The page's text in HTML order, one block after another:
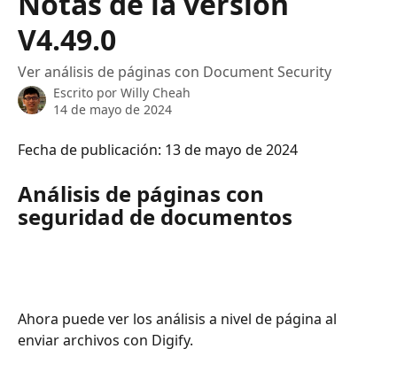
V4.49.0
Ver análisis de páginas con Document Security
Escrito por Willy Cheah
14 de mayo de 2024
Fecha de publicación: 13 de mayo de 2024
Análisis de páginas con
seguridad de documentos
Ahora puede ver los análisis a nivel de página al
enviar archivos con Digify.